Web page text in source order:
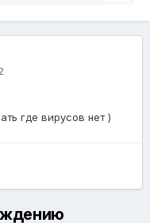
где вирусов нет )